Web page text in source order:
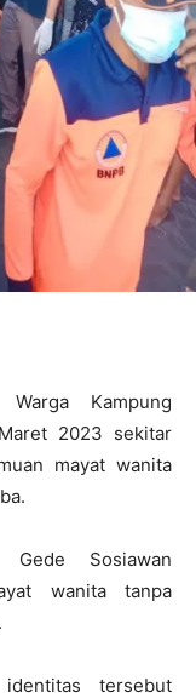
Kampung
2023 sekitar
mayat wanita
Sosiawan
wanita tanpa
tersebut